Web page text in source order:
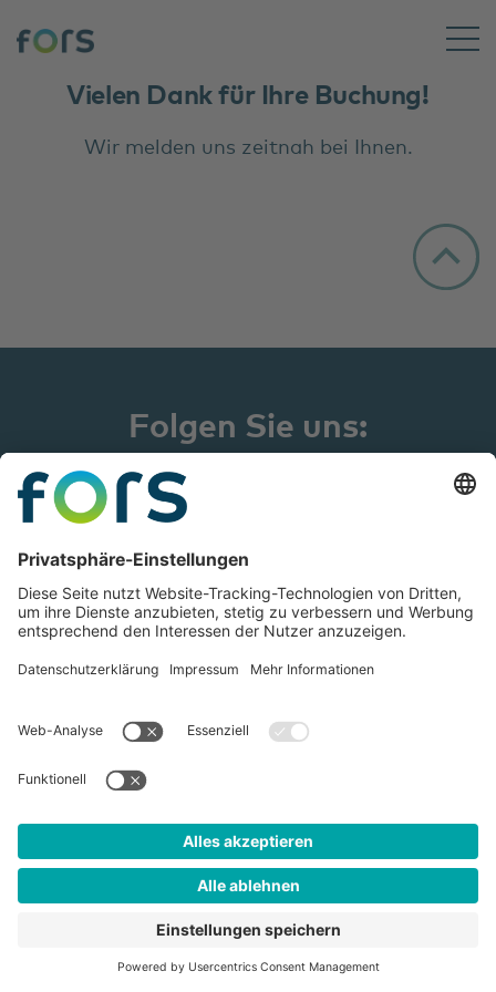
Vielen Dank für Ihre Buchung!
Wir melden uns zeitnah bei Ihnen.
Folgen Sie uns:
Kontakt Jobs Impressum